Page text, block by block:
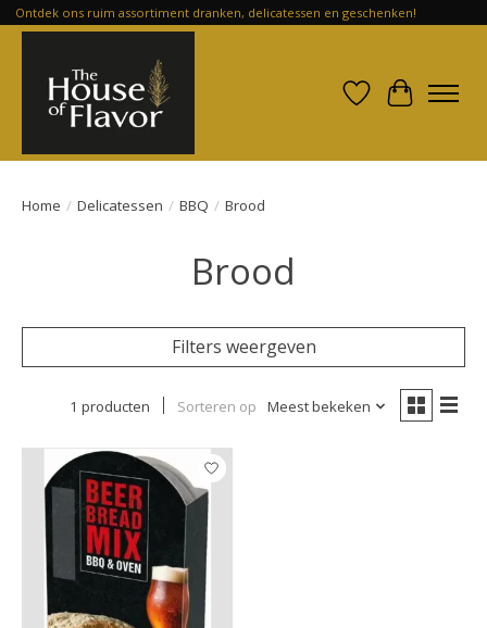
Ontdek ons ruim assortiment dranken, delicatessen en geschenken!
Verlanglijst
Home / Delicatessen / BBQ / Brood
Brood
Filters weergeven
1 producten Sorteren op Meest bekeken